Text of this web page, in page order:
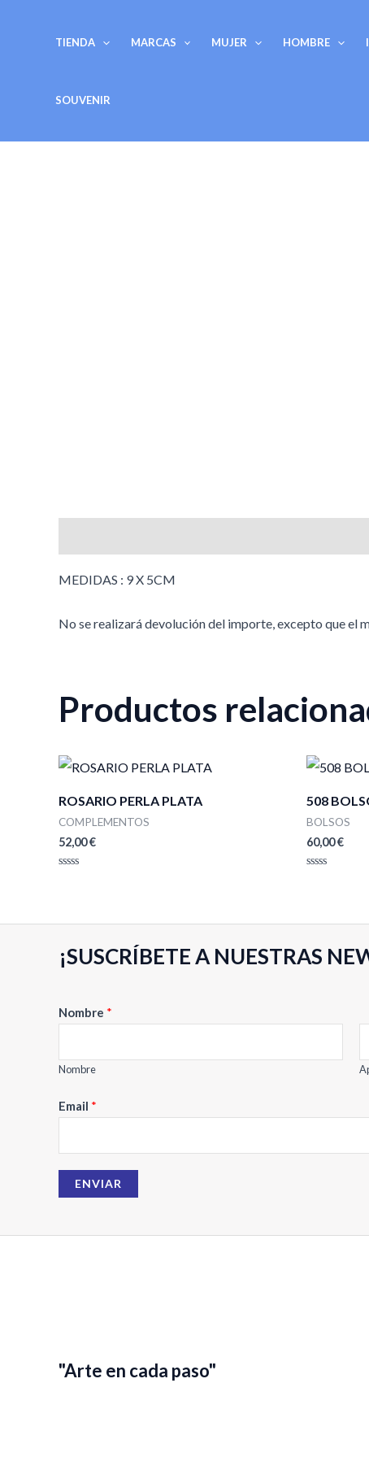
TIENDA MARCAS MUJER HOMBRE
SOUVENIR
MEDIDAS : 9 X 5CM
No se realizará devolución del importe, excepto que el
Productos
ROSARIO PERLA PLATA
COMPLEMENTOS
52,00€
508
BOLSOS
60,00€
¡SUSCRÍBETE A NUESTRAS
m
i
N
m
r
Nombre *
Nombre
Email *
ENVIAR
"Arte en cada paso"